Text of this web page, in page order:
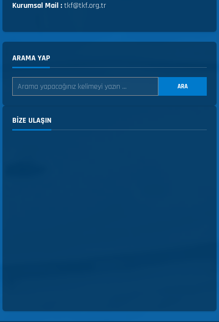
Kurumsal Mail :tkf@tkf.org.tr
ARAMA YAP
ARA
BIZE ULAŞIN